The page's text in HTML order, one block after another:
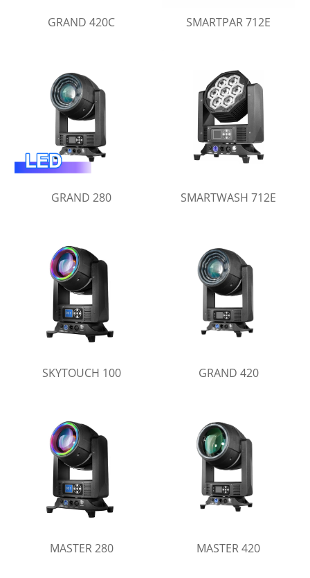
GRAND 420C SMARTPAR 712E
GRAND 280 SMARTWASH 712E
SKYTOUCH 100 GRAND 420
MASTER 280 MASTER 420